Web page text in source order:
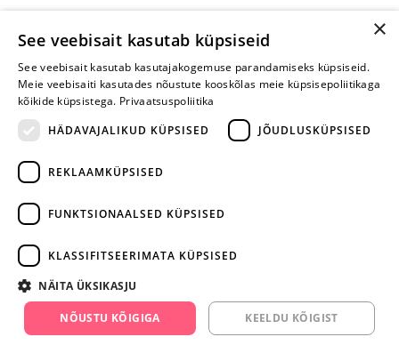
facebook.com/yesyes.ee
Instagram/yesyes.ee
×
See veebisait kasutab küpsiseid
See veebisait kasutab kasutajakogemuse parandamiseks küpsiseid.
Meie veebisaiti kasutades nõustute kooskõlas meie küpsisepoliitikaga
kõikide küpsistega. Privaatsuspoliitika
HÄDAVAJALIKUD KÜPSISED
JÕUDLUSKÜPSISED
REKLAAMKÜPSISED
FUNKTSIONAALSED KÜPSISED
KLASSIFITSEERIMATA KÜPSISED
NÄITA ÜKSIKASJU
NÕUSTU KÕIGIGA KEELDU KÕIGIST